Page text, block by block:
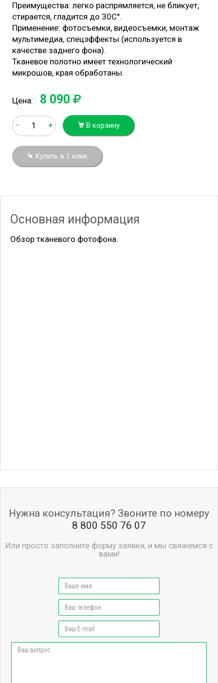
Преимущества: легко распрямляется, не бликует,
стирается, гладится до 30С°.
Применение: фотосъемки, видеосъемки, монтаж
мультимедиа, спецэффекты (используется в
качестве заднего фона).
Тканевое полотно имеет технологический
микрошов, края обработаны.
Цена: 8 090
- + В корзину
Купить в 1 клик
Основная информация
Обзор тканевого фотофона.
Нужна консультация? Звоните по номеру
8 800 550 76 07
Или просто заполните форму заявки, и мы свяжемся с
вами!